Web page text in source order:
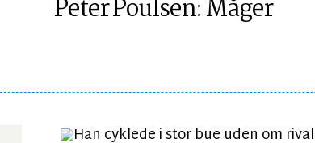
Peter Poulsen: Måger